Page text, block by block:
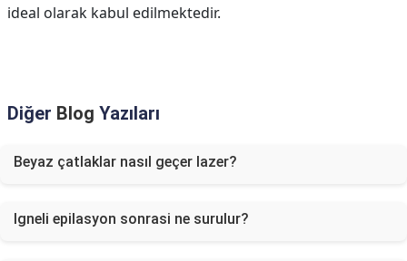
ideal olarak kabul edilmektedir.
Diğer Blog Yazıları
Beyaz çatlaklar nasıl geçer lazer?
Igneli epilasyon sonrasi ne surulur?